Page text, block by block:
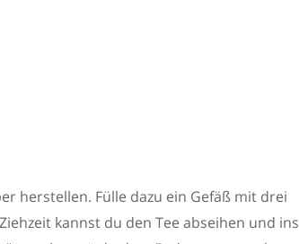
herstellen. Fülle dazu ein Gefäß mit drei
kannst du den Tee abseihen und ins